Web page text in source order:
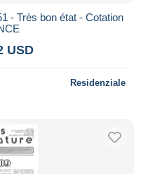
- Très bon état - Cotation
USD
Residenziale